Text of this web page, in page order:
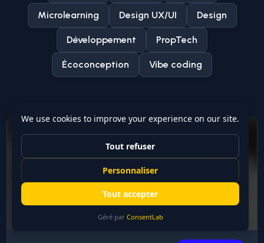
Microlearning Design UX/UI Design
Développement PropTech
Écoconception Vibe coding